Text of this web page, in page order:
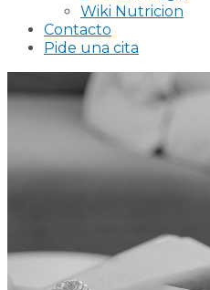
Wiki Nutricion
Contacto
Pide una cita